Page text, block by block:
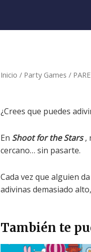
Inicio / Party Games /
¿Crees que puedes
En Shoot for the Stars,
cercano… sin pasarte.
Cada vez que alguien
adivinas demasiado
También te